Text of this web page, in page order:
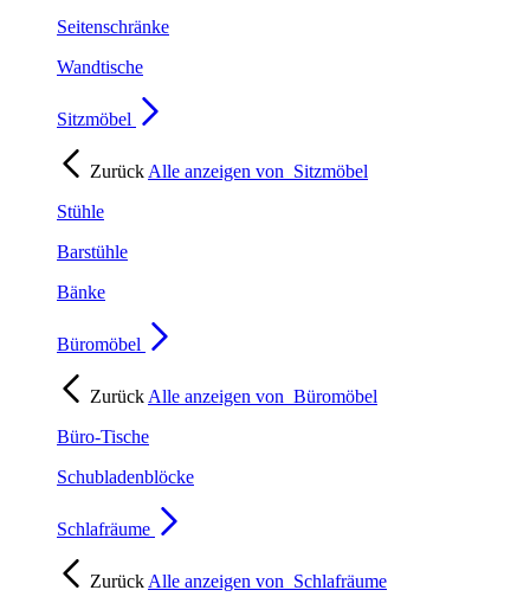
Seitenschränke
Wandtische
Sitzmöbel
Zurück Alle anzeigen von Sitzmöbel
Stühle
Barstühle
Bänke
Büromöbel
Zurück Alle anzeigen von Büromöbel
Büro-Tische
Schubladenblöcke
Schlafräume
Zurück Alle anzeigen von Schlafräume